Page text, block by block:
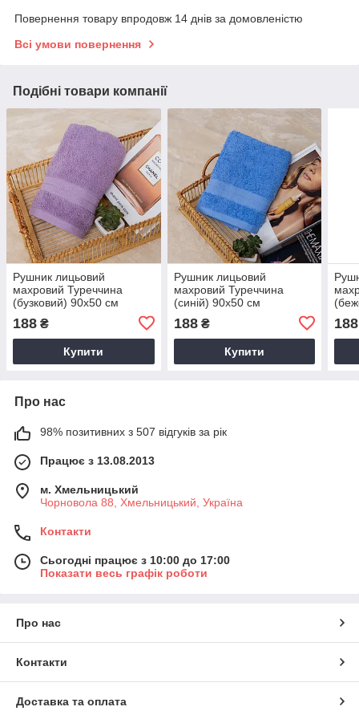
Повернення товару впродовж 14 днів за домовленістю
Всі умови повернення
Подібні товари компанії
Рушник лицьовий
махровий Туреччина
(бузковий) 90х50 см
188 ₴
Купити
Рушник лицьовий
махровий Туреччина
(синій) 90х50 см
188₴
Купити
188
Про нас
98% позитивних з 507 відгуків за рік
Працює з 13.08.2013
м. Хмельницький
Чорновола 88, Хмельницький, Україна
Контакти
Сьогодні працює з 10:00 до 17:00
Показати весь графік роботи
Про нас
Контакти
Доставка та оплата